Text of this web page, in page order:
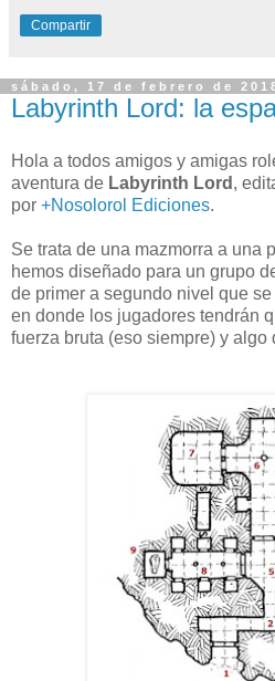
Compartir
sábado, 17 de febrero de
Labyrinth Lord: la
Hola a todos amigos y amigas
aventura de Labyrinth Lord ,
por +Nosolorol Ediciones.
Se trata de una mazmorra a una
hemos diseñado para un grupo
de primer a segundo nivel que
en donde los jugadores tendrán
fuerza bruta (eso siempre) y algo